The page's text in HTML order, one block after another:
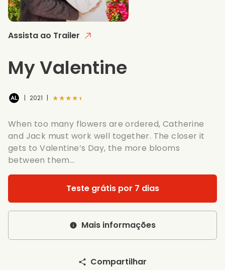
Assista ao Trailer
My Valentine
| 2021 | ★★★★★
When too many flowers are ordered, Catherine
and Jack must work well together. The closer it
gets to Valentine’s Day, the more blooms
between them…
Teste grátis por 7 dias
Mais informações
Compartilhar